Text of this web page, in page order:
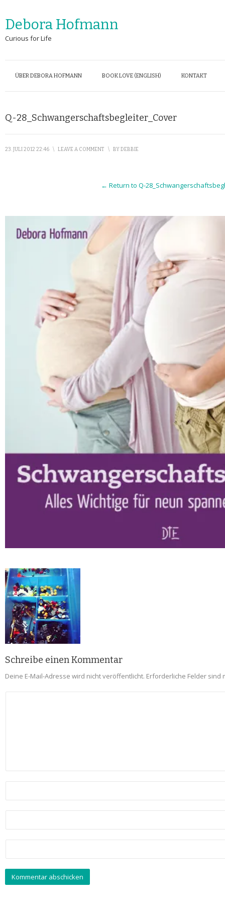
Debora Hofmann
Curious for Life
ÜBER DEBORA HOFMANN BOOK LOVE (ENGLISH) KONTAKT
Q-28_Schwangerschaftsbegleiter_Cover
23. JULI 2012 22:46 \ LEAVE A COMMENT \ BYDEBBIE
← Return to Q-
Schreibe einen Kommentar
Deine E-Mail-Adresse wird nicht veröffentlicht. Erforderliche Felder sind